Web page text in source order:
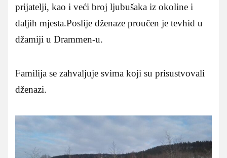
prijatelji, kao i veći broj ljubušaka iz okoline i
daljih mjesta.Poslije dženaze proučen je tevhid u
džamiji u Drammen-u.
Familija se zahvaljuje svima koji su prisustvovali
dženazi.